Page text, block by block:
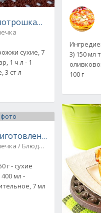
сухие, 7
1 ч л - 1
3 ст л
с фото
/ Блюда из фарша
г - сухие
мл -
7 мл
3) 150 мл
100 г